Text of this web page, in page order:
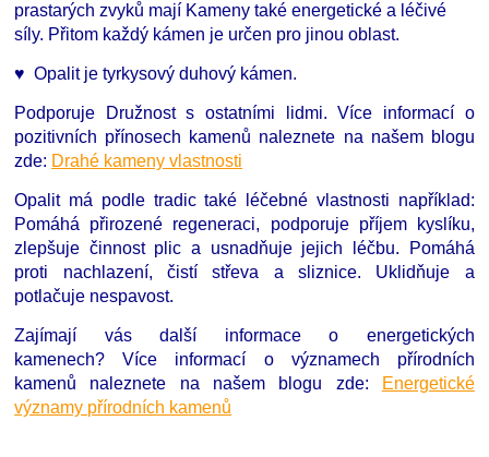
prastarých zvyků mají Kameny také energetické a léčivé
síly. Přitom každý kámen je určen pro jinou oblast.
♥ Opalit je tyrkysový duhový kámen.
Podporuje Družnost s ostatními lidmi. Více informací o
pozitivních přínosech kamenů naleznete na našem blogu
zde: Drahé kameny vlastnosti
Opalit má podle tradic také léčebné vlastnosti například:
Pomáhá přirozené regeneraci, podporuje příjem kyslíku,
zlepšuje činnost plic a usnadňuje jejich léčbu. Pomáhá
proti nachlazení, čistí střeva a sliznice. Uklidňuje a
potlačuje nespavost.
Zajímají vás další informace o energetických
kamenech?Více informací o významech přírodních
kamenů naleznete na našem blogu zde:
Energetické
významy přírodních kamenů